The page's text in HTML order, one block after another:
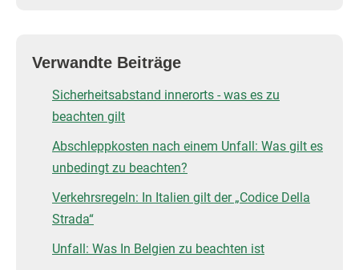
Verwandte Beiträge
Sicherheitsabstand innerorts - was es zu
beachten gilt
Abschleppkosten nach einem Unfall: Was gilt es
unbedingt zu beachten?
Verkehrsregeln: In Italien gilt der „Codice Della
Strada“
Unfall: Was In Belgien zu beachten ist